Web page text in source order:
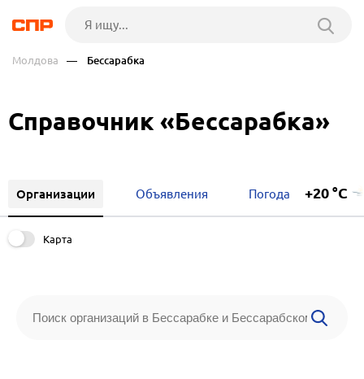
Молдова — Бессарабка
Справочник «Бессарабка»
Организации Объявления Погода +20 °C
Карта